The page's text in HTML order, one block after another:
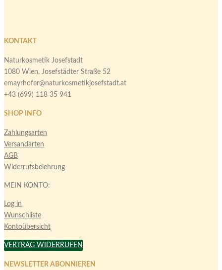
KONTAKT
Naturkosmetik Josefstadt
1080 Wien, Josefstädter Straße 52
emayrhofer@naturkosmetikjosefstadt.at
+43 (699) 118 35 941
SHOP INFO
Zahlungsarten
Versandarten
AGB
Widerrufsbelehrung
MEIN KONTO:
Log in
Wunschliste
Kontoübersicht
VERTRAG WIDERRUFEN
NEWSLETTER ABONNIEREN